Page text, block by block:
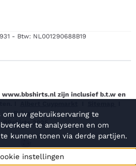
- Btw: NL001290688B19
www.bbshirts.nl zijn inclusief b.t.w en
Privacy
BBshirts 2025
uw gebruikservaring te
te analyseren en om
kunnen tonen via derde partijen.
instellingen